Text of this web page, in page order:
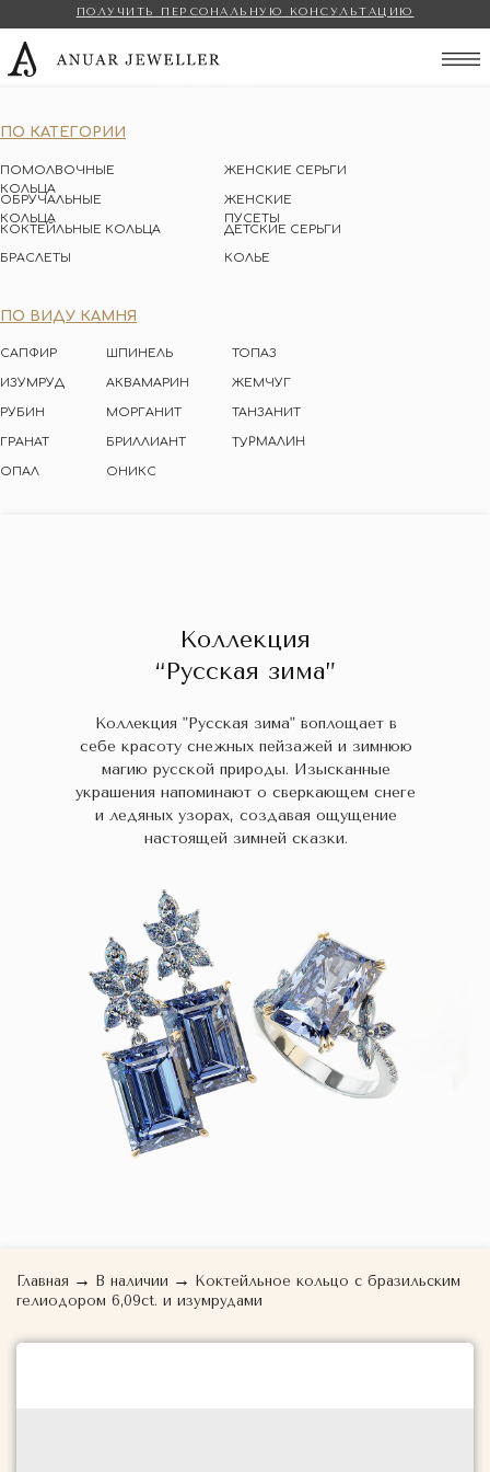
ПОЛУЧИТЬ ПЕРСОНАЛЬНУЮ КОНСУЛЬТАЦИЮ
ПО КАТЕГОРИИ
ПОМОЛВОЧНЫЕ
КОЛЬЦА
ОБРУЧАЛЬНЫЕ
КОЛЬЦА
ЖЕНСКИЕ СЕРЬГИ
КОКТЕЙЛЬНЫЕ КОЛЬЦА
ЖЕНСКИЕ
ПУСЕТЫ
ДЕТСКИЕ СЕРЬГИ
БРАСЛЕТЫ
КОЛЬЕ
ПО ВИДУ КАМНЯ
САПФИР
ИЗУМРУД
ШПИНЕЛЬ
РУБИН
АКВАМАРИН
МОРГАНИТ
ГРАНАТ БРИЛЛИАНТ
ТОПАЗ
ЖЕМЧУГ
ТУРМАЛИН
ТАНЗАНИТ
ОНИКС
ОПАЛ
Коллекция
“Русская зима”
Коллекция "Русская зима" воплощает в
себе красоту снежных пейзажей и зимнюю
магию русской природы. Изысканные
украшения напоминают о сверкающем снеге
и ледяных узорах, создавая ощущение
настоящей зимней сказки.
Главная → В наличии →
Коктейльное кольцо с бразильским
гелиодором 6,09ct. и изумрудами